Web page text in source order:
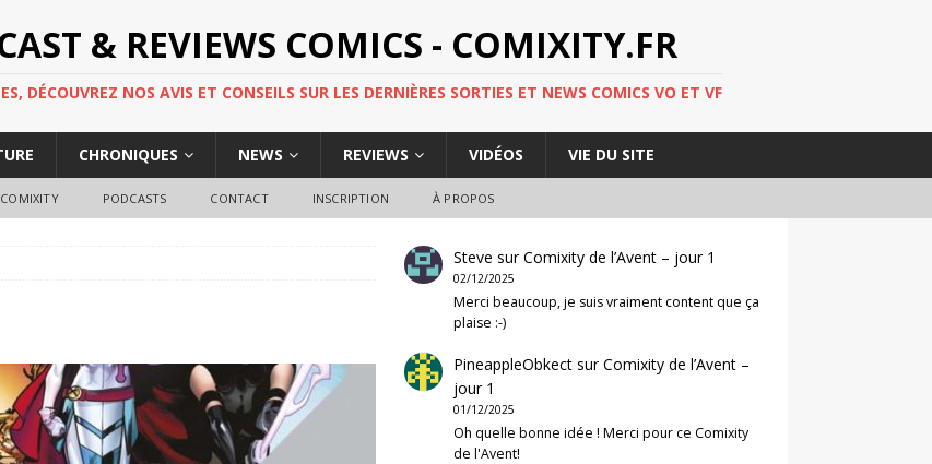
& REVIEWS COMICS - COMIXITY.FR
DÉCOUVREZ NOS AVIS ET CONSEILS SUR LES DERNIÈRES SORTIES ET NEWS COMICS VO ET VF
CHRONIQUES NEWS REVIEWS VIDÉOS VIE DU SITE
PODCASTS CONTACT INSCRIPTION À PROPOS
Steve surComixity de l’Avent – jour 1
02/12/2025
Merci beaucoup, je suis vraiment content que ça
plaise :-)
PineappleObkect surComixity de l’Avent –
jour 1
01/12/2025
Oh quelle bonne idée ! Merci pour ce Comixity
de l'Avent!